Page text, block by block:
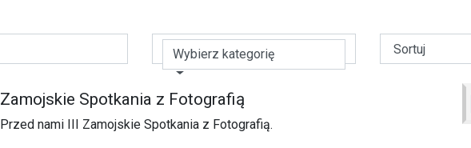
Wybierz kategorię
Zamojskie Spotkania z Fotografią
Przed nami III Zamojskie Spotkania z Fotografią.